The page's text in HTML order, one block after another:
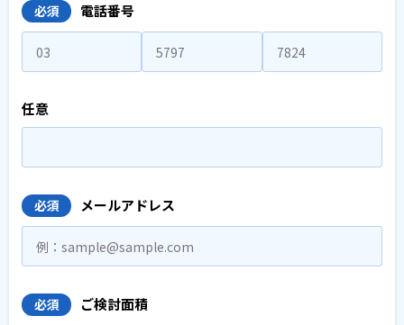
必須 電話番号
任意
必須 メールアドレス
必須 ご検討面積